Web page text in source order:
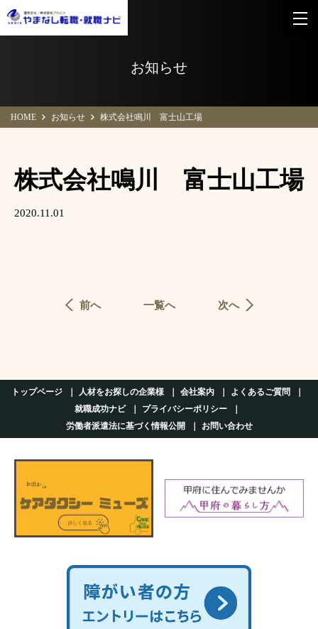
お知らせ
HOME お知らせ 株式会社鳴川 富士山工場
株式会社鳴川 富士山工場
2020.11.01
前へ 一覧へ 次へ
トップページ 人材をお探しの企業様 会社案内
よくあるご質問
就職成功ナビ
プライバシーポリシー
労働者派遣法に基づく情報公開
お問い合わせ